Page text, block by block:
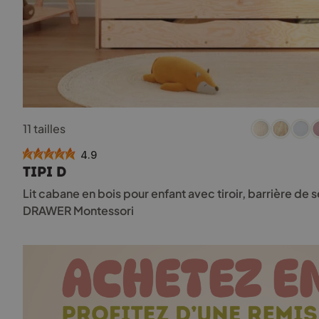
produit
a
plusieurs
variations.
Les
options
peuvent
choisies
11 tailles
4.9
TIPI D
Lit cabane en bois pour enfant avec tiroir, barrière de
DRAWER Montessori